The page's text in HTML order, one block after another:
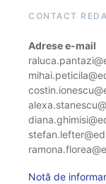
CONTACT
Adrese e-mail
Notă de